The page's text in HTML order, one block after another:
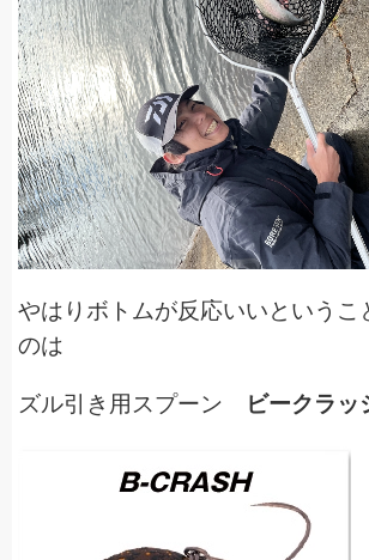
やはりボトムが反応いいというこ
のは
ズル引き用スプーン ビークラッ